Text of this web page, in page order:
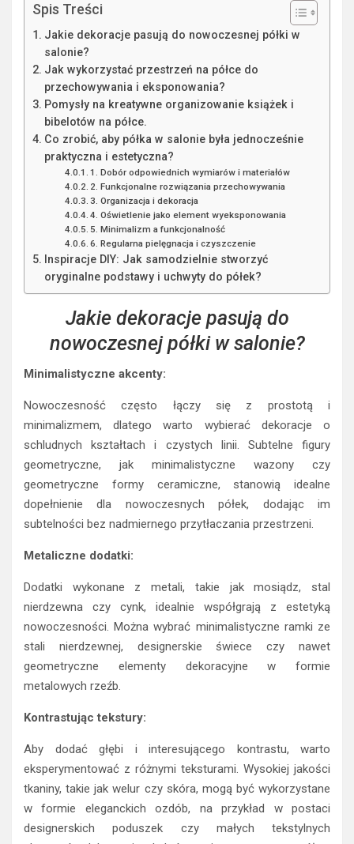
Spis Treści
Jakie dekoracje pasują do nowoczesnej półki w
salonie?
Jak wykorzystać przestrzeń na półce do
przechowywania i eksponowania?
Pomysły na kreatywne organizowanie książek i
bibelotów na półce.
Co zrobić, aby półka w salonie była jednocześnie
praktyczna i estetyczna?
1. Dobór odpowiednich wymiarów i materiałów
2. Funkcjonalne rozwiązania przechowywania
3. Organizacja i dekoracja
4. Oświetlenie jako element wyeksponowania
5. Minimalizm a funkcjonalność
6. Regularna pielęgnacja i czyszczenie
Inspiracje DIY: Jak samodzielnie stworzyć
oryginalne podstawy i uchwyty do półek?
Jakie dekoracje pasują do
nowoczesnej półki w salonie?
Minimalistyczne akcenty:
Nowoczesność często łączy się z prostotą i
minimalizmem, dlatego warto wybierać dekoracje o
schludnych kształtach i czystych linii. Subtelne figury
geometryczne, jak minimalistyczne wazony czy
geometryczne formy ceramiczne, stanowią idealne
dopełnienie dla nowoczesnych półek, dodając im
subtelności bez nadmiernego przytłaczania przestrzeni.
Metaliczne dodatki:
Dodatki wykonane z metali, takie jak mosiądz, stal
nierdzewna czy cynk, idealnie współgrają z estetyką
nowoczesności. Można wybrać minimalistyczne ramki ze
stali nierdzewnej, designerskie świece czy nawet
geometryczne elementy dekoracyjne w formie
metalowych rzeźb.
Kontrastując tekstury:
Aby dodać głębi i interesującego kontrastu, warto
eksperymentować z różnymi teksturami. Wysokiej jakości
tkaniny, takie jak welur czy skóra, mogą być wykorzystane
w formie eleganckich ozdób, na przykład w postaci
designerskich poduszek czy małych tekstylnych